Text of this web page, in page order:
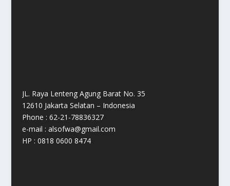
JL. Raya Lenteng Agung Barat No. 35
12610 Jakarta Selatan – Indonesia
Phone : 62-21-78836327
e-mail : alsofwa@gmail.com
HP : 0818 0600 8474